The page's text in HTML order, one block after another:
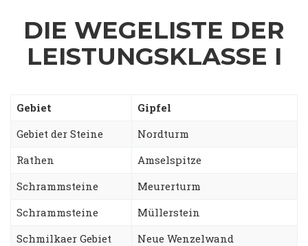
DIE WEGELISTE DER
LEISTUNGSKLASSE I
Gebiet
Gipfel
Gebiet der Steine
Nordturm
Rathen
Amselspitze
Schrammsteine
Meurerturm
Schrammsteine
Müllerstein
Schmilkaer Gebiet
Neue Wenzelwand